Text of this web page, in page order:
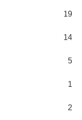
19
14
5
1
2